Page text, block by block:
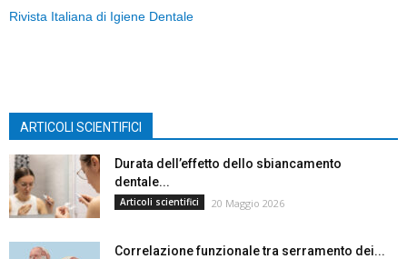
Rivista Italiana di Igiene Dentale
ARTICOLI SCIENTIFICI
Durata dell’effetto dello sbiancamento
dentale...
Articoli scientifici 20 Maggio 2026
Correlazione funzionale tra serramento dei...